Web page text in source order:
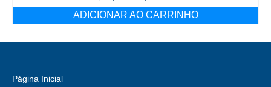
ADICIONAR AO CARRINHO
Página Inicial